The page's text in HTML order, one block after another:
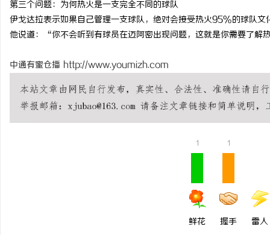
第三个问题：为何热火是一支完全不同的球队
伊戈达拉表示如果自己管理一支球队，绝对会接受热火95%的球队文
他说道：“你不会听到有球员在迈阿密出现问题，这就是你需要了
中通有蜜仓播 http://www.youmizh.com
1
鲜花
1
握手 雷人
唇，才是你整张脸的点